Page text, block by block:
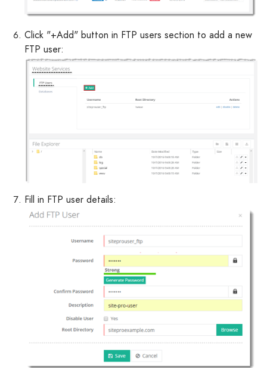
Click "+Add" button in FTP users section to add a new
FTP user:
Fill in FTP user details: